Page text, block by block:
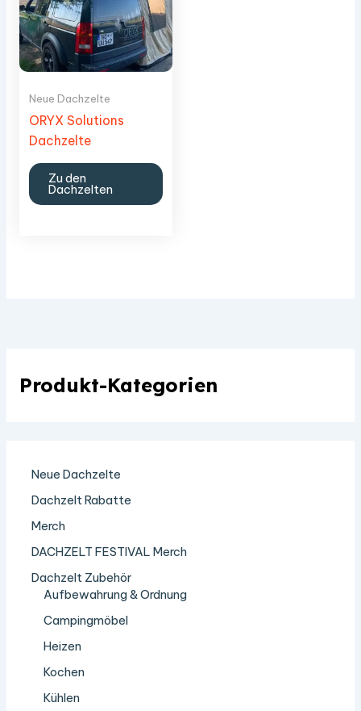
Neue Dachzelte
ORYX Solutions
Dachzelte
Zu den
Dachzelten
Produkt-Kategorien
Neue Dachzelte
Dachzelt Rabatte
Merch
DACHZELT FESTIVAL Merch
Dachzelt Zubehör
Aufbewahrung & Ordnung
Campingmöbel
Heizen
Kochen
Kühlen